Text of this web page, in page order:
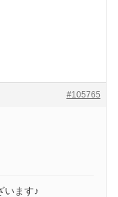
#105765
います♪